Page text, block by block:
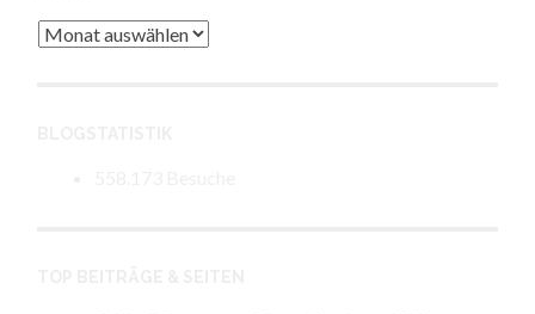
Archiv